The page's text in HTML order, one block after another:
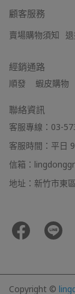
顧客服務
賣場購物須知
經銷通路
順發    蝦皮購物
聯絡資訊
客服專線：03-
客服時間：平日
信箱：
地址：新竹市東
Copyright ©